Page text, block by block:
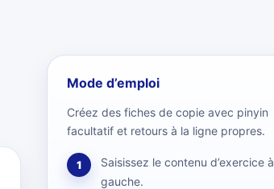
Mode d’emploi
Créez des fiches de copie avec pinyin
facultatif et retours à la ligne propres.
1
Saisissez le contenu d’exercice à
gauche.